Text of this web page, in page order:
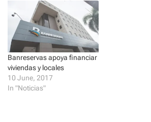
e
w
w
i
n
d
o
w
)
s
i
n
n
e
w
w
i
n
d
o
w
)
Enrique Ramírez Paniagua,
expresó su satisfacción por
el desempeño del…
Banreservas apoya financiar
viviendas y locales
10 June, 2017
In "Noticias"